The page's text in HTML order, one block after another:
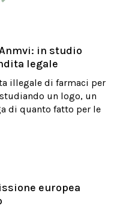
in studio
legale
illegale di farmaci per
un logo, un
di quanto fatto per le
europea